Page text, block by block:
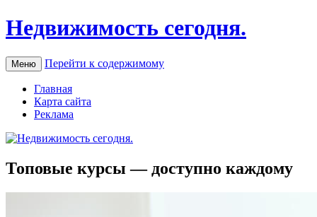
Недвижимость сегодня.
Меню Перейти к содержимому
Главная
Карта сайта
Реклама
Топовые курсы — доступно каждому